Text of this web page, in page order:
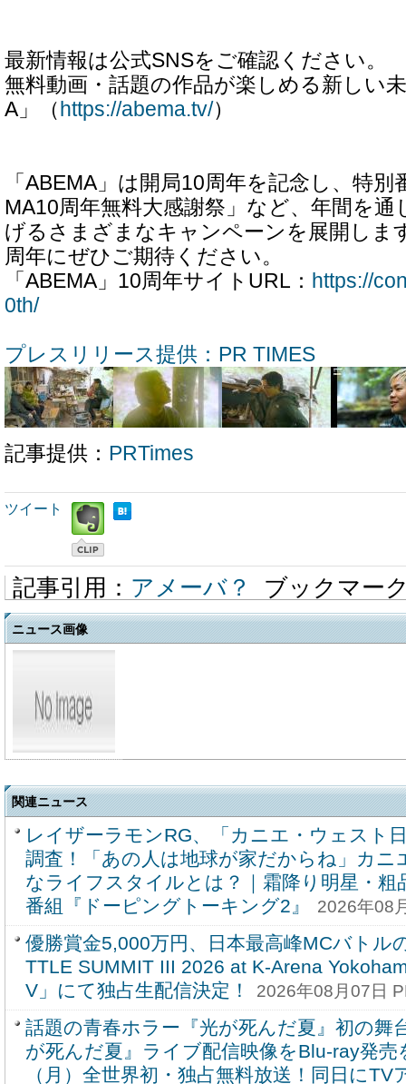
最新情報は公式SNSをご確認ください。
無料動画・話題の作品が楽しめる新しい
A」（ https://abema.tv/）
「ABEMA」は開局10周年を記念し、特
MA10周年無料大感謝祭」など、年間を通
げるさまざまなキャンペーンを展開しま
周年にぜひご期待ください。
「ABEMA」10周年サイトURL： https://
0th/
プレスリリース提供：PR TIMES
記事提供： PRTimes
ツイート
記事引用： アメーバ？ ブックマー
ニュース画像
関連ニュース
レイザーラモンRG、「カニエ・ウェスト
調査！「あの人は地球が家だからね」カニ
なライフスタイルとは？｜霜降り明星・粗
番組『ドーピングトーキング2』
2026年08
優勝賞金5,000万円、日本最高峰MCバトル
TTLE SUMMIT III 2026 at K-Arena
V」にて独占生配信決定！
2026年08月07日
話題の青春ホラー『光が死んだ夏』初の舞
が死んだ夏』ライブ配信映像をBlu-ray発売
（月）全世界初・独占無料放送！同日に